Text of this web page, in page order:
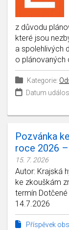
z důvodu
které jsou
a spolehlivých
o plánovaných
Kategorie:
Datum
Pozvánka
roce 2026
15. 7. 2026
Autor: Krajská
ke zkouškám
termín
14.7.2026
Příspěvek